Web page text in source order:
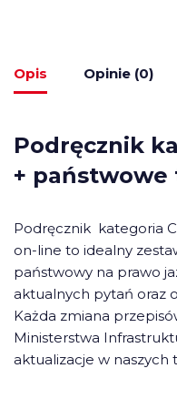
Opis Opinie (0)
Podręcznik
+
Podręcznik kategoria
on-line to idealny
państwowy na prawo
aktualnych pytań oraz
Każda zmiana
Ministerstwa
aktualizacje w naszych